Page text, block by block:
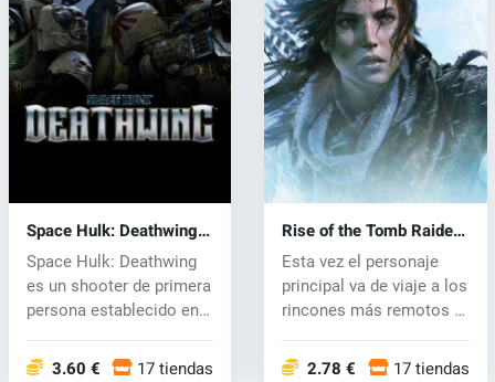
Space Hulk: Deathwing
(PC) CD key
Space Hulk: Deathwing
es un shooter de primera
persona establecido en
3.60 € 17 tiendas
Rise of the Tomb Raider
(PC) CD key
Esta vez el personaje
principal va de viaje a los
rincones más remotos e
2.78 € 17 tiendas